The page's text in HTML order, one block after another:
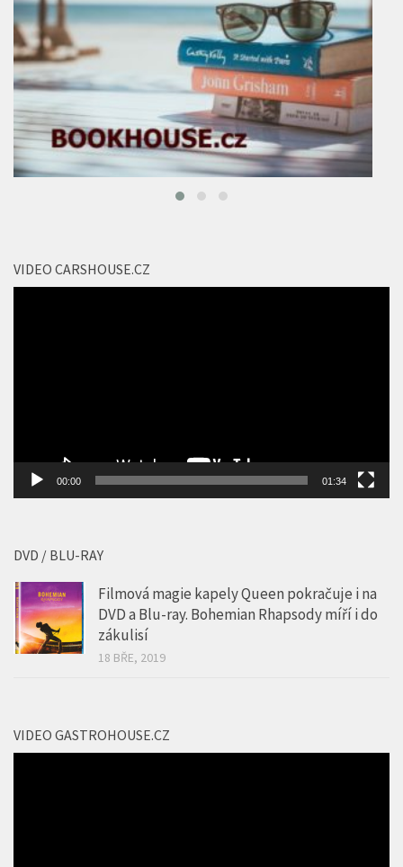
00:00
DVD / BLU-RAY
Filmová magie kapely Queen pokračuje i na
18 BŘE, 2019